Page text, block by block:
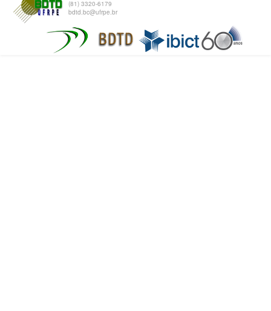
(81) 3320-6179
bdtd.bc@ufrpe.br